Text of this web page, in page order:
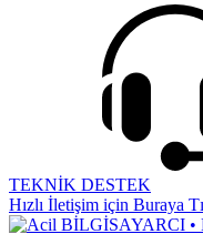
TEKNİK DESTEK
Hızlı İletişim için Buraya